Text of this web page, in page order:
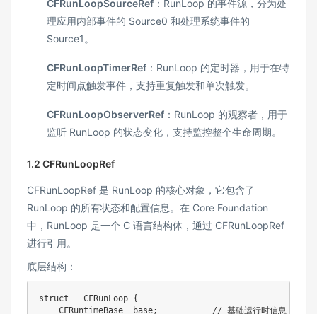
CFRunLoopSourceRef ：RunLoop 的事件源，分为处
理应用内部事件的 Source0 和处理系统事件的
Source1。
CFRunLoopTimerRef ：RunLoop 的定时器，用于在特
定时间点触发事件，支持重复触发和单次触发。
CFRunLoopObserverRef ：RunLoop 的观察者，用于
监听 RunLoop 的状态变化，支持监控整个生命周期。
1.2 CFRunLoopRef
CFRunLoopRef 是 RunLoop 的核心对象，它包含了
RunLoop 的所有状态和配置信息。在 Core Foundation
中，RunLoop 是一个 C 语言结构体，通过 CFRunLoopRef
进行引用。
底层结构：
struct __CFRunLoop {
    CFRuntimeBase _base
;
// 基础运行时信息